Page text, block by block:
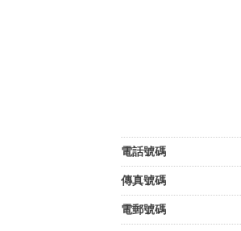
電話號碼
傳真號碼
電郵號碼